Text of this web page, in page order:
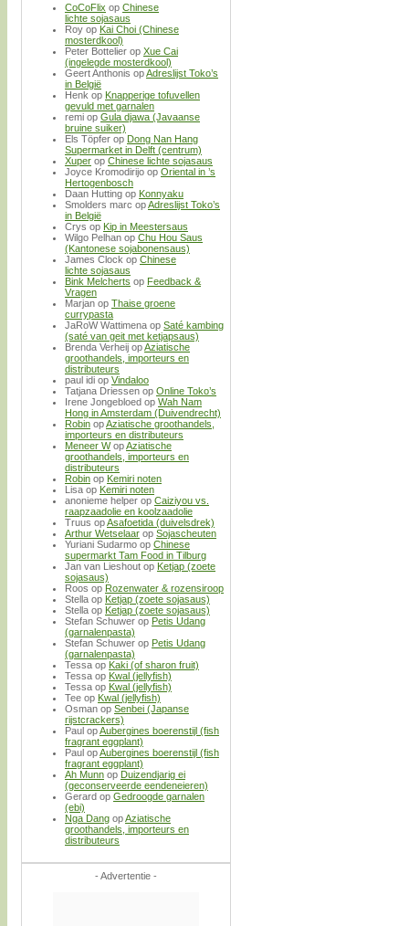
CoCoFlix op Chinese
lichte sojasaus
Roy op Kai Choi (Chinese
mosterdkool)
Peter Bottelier op Xue Cai
(ingelegde mosterdkool)
Geert Anthonis opAdreslijst Toko’s
in België
Henk op Knapperige tofuvellen
gevuld met garnalen
remi op Gula djawa (Javaanse
bruine suiker)
Els Töpfer op Dong Nan Hang
Supermarket in Delft (centrum)
Xuper op Chinese lichte sojasaus
Joyce Kromodirijo op Oriental in ’s
Hertogenbosch
Daan Hutting op Konnyaku
Smolders marc opAdreslijst Toko’s
in België
Crys op Kip in Meestersaus
Wilgo Pelhan op Chu Hou Saus
(Kantonese sojabonensaus)
James Clock op Chinese
lichte sojasaus
Bink Melcherts op Feedback &
Vragen
Marjan op Thaise groene
currypasta
JaRoW Wattimena op Saté kambing
(saté van geit met ketjapsaus)
Brenda Verheij opAziatische
groothandels, importeurs en
distributeurs
paul idi op Vindaloo
Tatjana Driessen op Online Toko’s
Irene Jongebloed op Wah Nam
Hong in Amsterdam (Duivendrecht)
Robin opAziatische groothandels,
importeurs en distributeurs
Meneer WopAziatische
groothandels, importeurs en
distributeurs
Robin op Kemiri noten
Lisa op Kemiri noten
anonieme helper op Caiziyou vs.
raapzaadolie en koolzaadolie
Truus opAsafoetida (duivelsdrek)
Arthur Wetselaar op Sojascheuten
Yuriani Sudarmo op Chinese
supermarkt Tam Food in Tilburg
Jan van Lieshout op Ketjap (zoete
sojasaus)
Roos op Rozenwater & rozensiroop
Stella op Ketjap (zoete sojasaus)
Stella op Ketjap (zoete sojasaus)
Stefan Schuwer op Petis Udang
(garnalenpasta)
Stefan Schuwer op Petis Udang
(garnalenpasta)
Tessa op Kaki (of sharon fruit)
Tessa op Kwal (jellyfish)
Tessa op Kwal (jellyfish)
Tee op Kwal (jellyfish)
Osman op Senbei (Japanse
rijstcrackers)
Paul opAubergines boerenstijl (fish
fragrant eggplant)
Paul opAubergines boerenstijl (fish
fragrant eggplant)
Ah Munn op Duizendjarig ei
(geconserveerde eendeneieren)
Gerard op Gedroogde garnalen
(ebi)
Nga Dang opAziatische
groothandels, importeurs en
distributeurs
- Advertentie -